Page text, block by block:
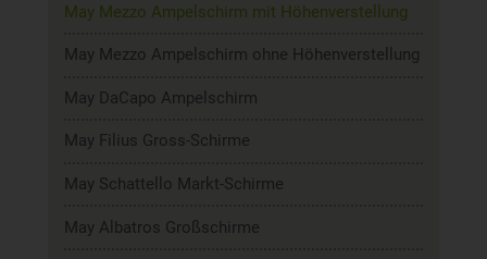
May Mezzo Ampelschirm mit Höhenverstellung
May Mezzo Ampelschirm ohne Höhenverstellung
May DaCapo Ampelschirm
May Filius Gross-Schirme
May Schattello Markt-Schirme
May Albatros Großschirme